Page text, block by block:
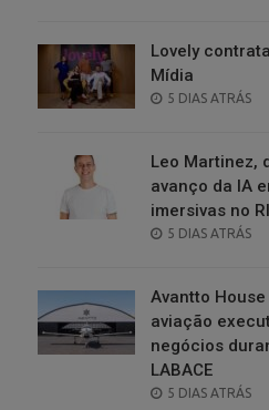
Lovely
Mídia
POSTED
5 DIAS ATRÁS
Leo Martinez,
avanço da IA
imersivas no
POSTED
5 DIAS ATRÁS
Avantto
aviação
negócios
LABACE
POSTED
5 DIAS ATRÁS